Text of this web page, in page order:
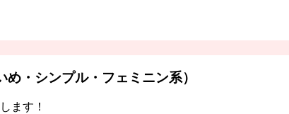
・シンプル・フェミニン系）
ます！